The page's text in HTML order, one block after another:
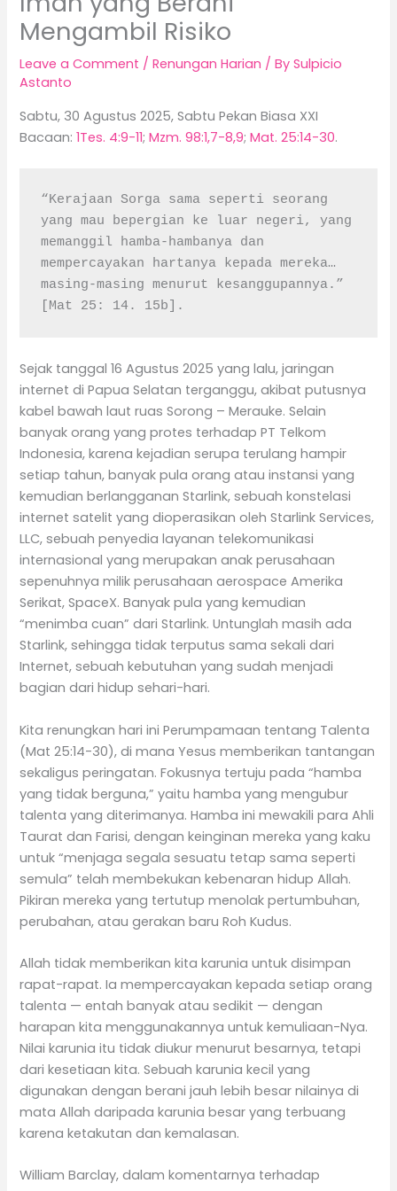
Mengambil Risiko
Leave a Comment /Renungan Harian / BySulpicio
Astanto
Sabtu, 30 Agustus 2025, Sabtu Pekan Biasa XXI
Bacaan:1Tes. 4:9-11;Mzm. 98:1,7-8,9;Mat. 25:14-30.
“Kerajaan Sorga sama seperti seorang
yang mau bepergian ke luar negeri, yang
memanggil hamba-hambanya dan
mempercayakan hartanya kepada mereka…
masing-masing menurut kesanggupannya.”
[Mat 25: 14. 15b].
Sejak tanggal 16 Agustus 2025 yang lalu, jaringan
internet di Papua Selatan terganggu, akibat putusnya
kabel bawah laut ruas Sorong – Merauke. Selain
banyak orang yang protes terhadap PT Telkom
Indonesia, karena kejadian serupa terulang hampir
setiap tahun, banyak pula orang atau instansi yang
kemudian berlangganan Starlink, sebuah konstelasi
internet satelit yang dioperasikan oleh Starlink Services,
LLC, sebuah penyedia layanan telekomunikasi
internasional yang merupakan anak perusahaan
sepenuhnya milik perusahaan aerospace Amerika
Serikat, SpaceX. Banyak pula yang kemudian
“menimba cuan” dari Starlink. Untunglah masih ada
Starlink, sehingga tidak terputus sama sekali dari
Internet, sebuah kebutuhan yang sudah menjadi
bagian dari hidup sehari-hari.
Kita renungkan hari ini Perumpamaan tentang Talenta
(Mat 25:14-30), di mana Yesus memberikan tantangan
sekaligus peringatan. Fokusnya tertuju pada “hamba
yang tidak berguna,” yaitu hamba yang mengubur
talenta yang diterimanya. Hamba ini mewakili para Ahli
Taurat dan Farisi, dengan keinginan mereka yang kaku
untuk “menjaga segala sesuatu tetap sama seperti
semula” telah membekukan kebenaran hidup Allah.
Pikiran mereka yang tertutup menolak pertumbuhan,
perubahan, atau gerakan baru Roh Kudus.
Allah tidak memberikan kita karunia untuk disimpan
rapat-rapat. Ia mempercayakan kepada setiap orang
talenta — entah banyak atau sedikit — dengan
harapan kita menggunakannya untuk kemuliaan-Nya.
Nilai karunia itu tidak diukur menurut besarnya, tetapi
dari kesetiaan kita. Sebuah karunia kecil yang
digunakan dengan berani jauh lebih besar nilainya di
mata Allah daripada karunia besar yang terbuang
karena ketakutan dan kemalasan.
William Barclay, dalam komentarnya terhadap